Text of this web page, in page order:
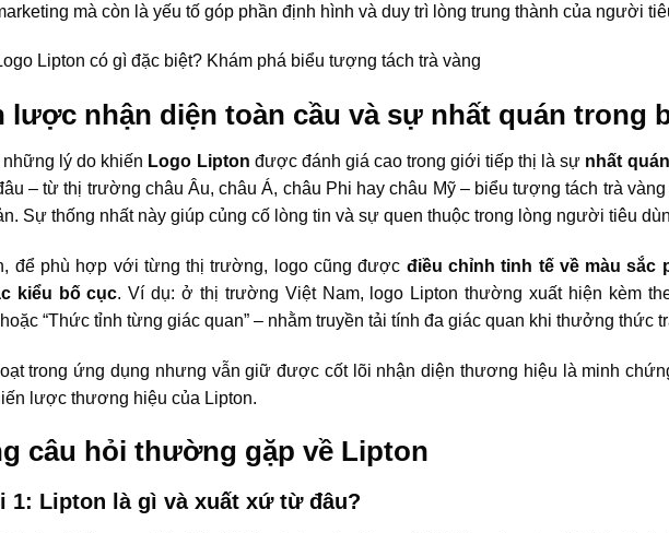
mà còn là yếu tố góp phần định hình và duy trì lòng trung thành của người
lược nhận diện toàn cầu và sự nhất quán trong
những lý do khiến Logo Lipton được đánh giá cao trong giới tiếp thị là sự nhất
– từ thị trường châu Âu, châu Á, châu Phi hay châu Mỹ – biểu tượng tách trà
Sự thống nhất này giúp củng cố lòng tin và sự quen thuộc trong lòng người tiêu
để phù hợp với từng thị trường, logo cũng được điều chỉnh tinh tế về màu sắc
kiểu bố cục. Ví dụ: ở thị trường Việt Nam, logo Lipton thường xuất hiện kèm
“Thức tỉnh từng giác quan” – nhằm truyền tải tính đa giác quan khi thưởng thức
trong ứng dụng nhưng vẫn giữ được cốt lõi nhận diện thương hiệu là minh
lược thương hiệu của Lipton.
câu hỏi thường gặp về Lipton
1: Lipton là gì và xuất xứ từ đâu?